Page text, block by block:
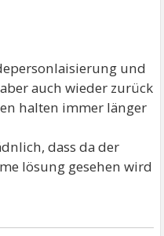
und
auch wieder zurück
halten immer länger
dass da der
lösung gesehen wird